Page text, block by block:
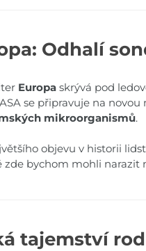
Odhalí
Europa skrývá pod
se připravuje na
mikroorganismů.
objevu v historii
zde bychom mohli
tajemství